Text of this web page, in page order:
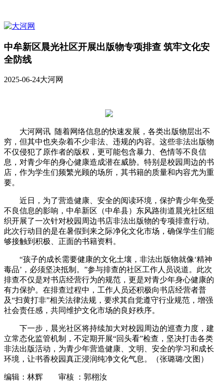
中牟新区晨光社区开展出版物专项排查 筑牢文化安
全防线
2025-06-24大河网
大河网讯 随着网络信息的快速发展，各类出版物层出不
穷，但其中也夹杂着不少非法、违规的内容。这些非法出版物
不仅侵犯了原作者的版权，更可能包含暴力、色情等不良信
息，对青少年的身心健康造成潜在威胁。特别是校园周边的书
店，作为学生们频繁光顾的场所，其书籍的质量和内容尤为重
要。
近日，为了营造健康、安全的阅读环境，保护青少年免受
不良信息的影响，中牟新区（中牟县）东风路街道晨光社区组
织开展了一次针对校园周边书店非法出版物的专项排查行动。
此次行动目的是在暑假到来之际净化文化市场，确保学生们能
够接触到积极、正面的书籍资料。
“孩子的成长需要健康的文化土壤，非法出版物就像‘精神
毒品’，必须坚决抵制。”参与排查的社区工作人员说道。此次
排查不仅是对书店经营行为的规范，更是对青少年身心健康的
有力保护。在排查过程中，工作人员还积极向书店经营者普
及“扫黄打非”相关法律法规，要求其自觉遵守行业规范，增强
社会责任感，共同维护文化市场的良好秩序。
下一步，晨光社区将持续加大对校园周边的巡查力度，建
立常态化监管机制，不定期开展“回头看”检查，坚决打击各类
非法出版活动，为青少年营造健康、文明、安全的学习和成长
环境，让书香校园真正浸润纯净文化气息。（张璐璐/文图）
编辑：林辉 审核 ：郭栩汝